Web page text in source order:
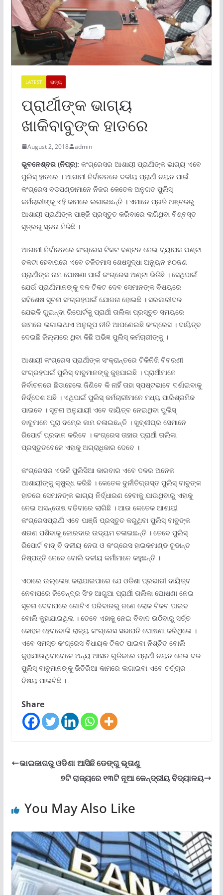
LATEST ରାଜ୍ୟ
ପ୍ରାର୍ଥୀଙ୍କ ଭାଗ୍ୟ
ଖାକିବାବୁଙ୍କ ହାତରେ
August 2, 2018 admin
ଭୁବନେଶ୍ବର (ନିପ୍ର): କଂଗ୍ରେସର ଆଶାୟୀ ପ୍ରାର୍ଥୀଙ୍କ ଭାଗ୍ୟ ଏବେ
ପୁଲିସ୍‍ ହାତରେ । ଆଗାମୀ ନିର୍ବାଚନରେ ଦଳୀୟ ପ୍ରାର୍ଥୀ ଚୟନ ପାଇଁ
କଂଗ୍ରେସ ବଡପଣ୍ଡାମାନେ ନିଜର କେତେକ ଅନୁଗତ ପୁଲିସ୍‍
କର୍ମଚାରୀଙ୍କୁ ଏହି କାମରେ ଲଗାଇଛନ୍ତି । ଏମାନେ ପ୍ରତି ଅଞ୍ଚଳରୁ
ଆଶାୟୀ ପ୍ରାର୍ଥୀଙ୍କ ପାଞ୍ଜି ପ୍ରସ୍ତୁତ କରିବାରେ ଲାଗିଥିବା ବିଶ୍ବସ୍ତ
ସୂତ୍ରରୁ ସୂଚନା ମିଳିଛି ।
ଆଗାମୀ ନିର୍ବାଚନରେ କଂଗ୍ରେସ ଟିକଟ ବଣ୍ଟନ ନେଇ ବ୍ୟାପକ ଘଣ୍ଟା
ଚକଟା ହେବାପରେ ଏବେ ଚଳିତମାସ ଶେଷସୁଦ୍ଧା ଅନ୍ୟୁନ ୫୦ଜଣ
ପ୍ରାର୍ଥୀଙ୍କ ନାମ ଘୋଷଣା ପାଇଁ କଂଗ୍ରେସ ଅଣ୍ଟା ଭିଡିଛି । ସେଥିପାଇଁ
ଯେଉଁ ପ୍ରାର୍ଥୀମାନଙ୍କୁ ଦଳ ଟିକଟ ଦେବ ସେମାନଙ୍କ ବିଷୟରେ
ସବିଶେଷ ସୂଚନା ସଂଗ୍ରହପାଇଁ ଯୋଜନା ହୋଇଛି । ସରକାରୀଦଳ
ଯେଭଳି ଗୁଇନ୍ଦା ରିପୋର୍ଟକୁ ପ୍ରାର୍ଥୀ ତାଲିକା ପ୍ରସ୍ତୁତ ସମୟରେ
କାମରେ ଲଗାଇଥାଏ ଅନୁରୂପ ନୀତି ଆପଣେଇଛି କଂଗ୍ରେସ । ଦାୟିତ୍ବ
ଦେଇଛି ଜିଲ୍ଲାରେ ଥିବା କିଛି ଅଭିଜ୍ଞ ପୁଲିସ୍‍ କର୍ମଚାରୀଙ୍କୁ ।
ଆଶାୟୀ କଂଗ୍ରେସ ପ୍ରାର୍ଥୀଙ୍କ ସଂକ୍ରାନ୍ତରେ ଟିକିନିଖି ବିବରଣୀ
ସଂଗ୍ରହପାଇଁ ପୁଲିସ୍‍ ବାବୁମାନଙ୍କୁ କୁହଯାଇଛି । ପ୍ରାର୍ଥୀମାନେ
ନିର୍ବାଚନରେ ଛିଡାହେଲେ ଜିଣିବେ କି ନାହିଁ ତାହା ସ୍ପଷ୍ଟଭାବେ ଦର୍ଶାଇବାକୁ
ନିର୍ଦ୍ଦେଶ ଅଛି । ଏଥିପାଇଁ ପୁଲିସ୍‍ କର୍ମଚାରୀମାନେ ମଧ୍ୟ ପାରିଶ୍ରମିକ
ପାଇବେ । ସୂଚନା ଅନୁଯାୟୀ ଏବେ ଦାୟିତ୍ବ ନେଇଥିବା ପୁଲିସ୍‍
ବାବୁମାନେ ପୂରା ଦମ୍‍ରେ କାମ ଚଳାଇଛନ୍ତି । ଖୁବ୍‍ଶୀଘ୍ର ସେମାନେ
ରିପୋର୍ଟ ପ୍ରଦାନ କରିବେ । କଂଗ୍ରେସ ତାହାର ପ୍ରାର୍ଥୀ ତାଲିକା
ପ୍ରସ୍ତୁତବେଳେ ଏହାକୁ ଅଗ୍ରାଧିକାର ଦେବେ ।
କଂଗ୍ରେସର ଏଭଳି ପୁଲିସିଆ କାରବାର ଏବେ ଦଳର ଅନେକ
ଆଶାୟୀଙ୍କୁ କ୍ଷୁବ୍‍ଧ କରିଛି । କେତେକ ଦୁର୍ନୀତିଗ୍ରସ୍ତ ପୁଲିସ୍‍ ବାବୁଙ୍କ
ହାତରେ ସେମାନଙ୍କ ଭାଗ୍ୟ ନିର୍ଦ୍ଧାରଣ ହେବାକୁ ଯାଉଥିବାରୁ ଏହାକୁ
ନେଇ ଅସନ୍ତୋଷ ବଢିବାରେ ଲାଗିଛି । ଆଉ କେତେକ ଆଶାୟୀ
କଂଗ୍ରେସପ୍ରାର୍ଥୀ ଏବେ ପାଞ୍ଜି ପ୍ରସ୍ତୁତ କରୁଥିବା ପୁଲିସ୍‍ ବାବୁଙ୍କ
ଶରଣ ପଶିବାକୁ ଜୋରଦାର ଉଦ୍ୟମ ଚଳାଇଛନ୍ତି । ତେବେ ପୁଲିସ୍‍
ରିପୋର୍ଟ ବାଦ୍‍ ବି ଦଳୀୟ ନେତା ଓ କଂଗ୍ରେସ ହାଇକମାଣ୍ଡ ଚୂଡାନ୍ତ
ନିଷ୍ପତ୍ତି ନେବେ ବୋଲି ଦଳୀୟ କର୍ମୀମାନେ କହୁଛନ୍ତି ।
ଏଠାରେ ଉଲ୍ଲେଖ କରାଯାଇପାରେ ଯେ ଓଡିଶା ପ୍ରଭାରୀ ଦାୟିତ୍ବ
ନେବାପରେ ଜିତେନ୍ଦ୍ର ସିଂହ ଆଗୁଆ ପ୍ରାର୍ଥୀ ତାଲିକା ଘୋଷଣା ନେଇ
ସୂଚନା ଦେବାପରେ ଗୋଟିଏ ପରିବାରରୁ ଜଣେ ଲୋକ ଟିକଟ ପାଇବ
ବୋଲି କୁହାଯାଇଥିଲା । ତେବେ ଏହାକୁ ନେଇ ବିବାଦ ଉଠିବାରୁ ସର୍ତ୍ତ
କୋହଳ ହେବବୋଲି ରାଜ୍ୟ କଂଗ୍ରେସ ସଭାପତି ଘୋଷଣା କରିଥିଲେ ।
ଏବେ ସମସ୍ତ କଂଗ୍ରେସ ବିଧାୟକ ଟିକଟ ପାଇବା ନିଶ୍ଚିତ ବୋଲି
କୁହାଯାଉଥିବାବେଳେ ଅନ୍ୟ ଆସନ ଗୁଡିକରେ ପ୍ରାର୍ଥୀ ଚୟନ ନେଇ ଦଳ
ପୁଲିସ୍‍ ବାବୁମାନଙ୍କୁ ଭିତିରିଆ କାମରେ ଲଗାଇବା ଏବେ ଚର୍ଚ୍ଚାର
ବିଷୟ ପାଲଟିଛି ।
Share
ଭାଇଜାଗରୁ ଓଡିଶା ଆସିଛି ଡେଙ୍ଗୁ ଭୂତାଣୁ
୭ଟି ରାଜ୍ୟରେ ୧୩ଟି ନୂଆ କେନ୍ଦ୍ରୀୟ ବିଦ୍ୟାଳୟ
You May Also Like